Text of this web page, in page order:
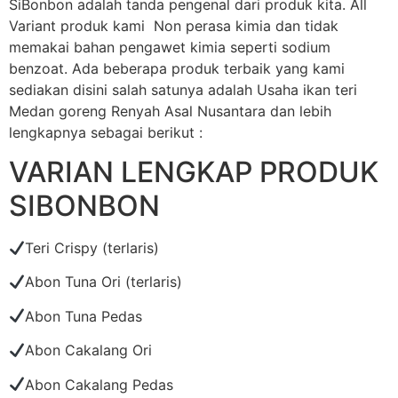
SiBonbon adalah tanda pengenal dari produk kita. All
Variant produk kami Non perasa kimia dan tidak
memakai bahan pengawet kimia seperti sodium
benzoat. Ada beberapa produk terbaik yang kami
sediakan disini salah satunya adalah Usaha ikan teri
Medan goreng Renyah Asal Nusantara dan lebih
lengkapnya sebagai berikut :
VARIAN LENGKAP PRODUK
SIBONBON
Teri Crispy (terlaris)
Abon Tuna Ori (terlaris)
Abon Tuna Pedas
Abon Cakalang Ori
Abon Cakalang Pedas